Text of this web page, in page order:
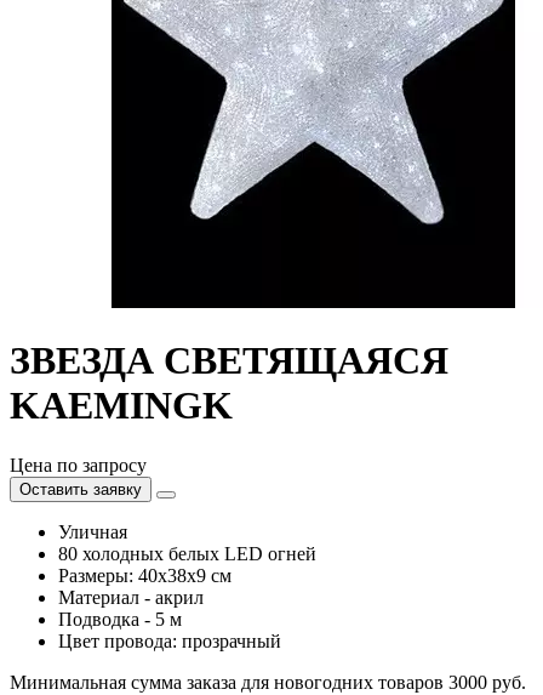
ЗВЕЗДА СВЕТЯЩАЯСЯ
KAEMINGK
Цена по запросу
Оставить заявку
Уличная
80 холодных белых LED огней
Размеры: 40х38х9 см
Материал - акрил
Подводка - 5 м
Цвет провода: прозрачный
Минимальная сумма заказа для новогодних товаров 3000 руб.